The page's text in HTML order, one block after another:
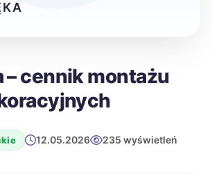
– cennik montażu
12.05.2026 235 wyświetleń